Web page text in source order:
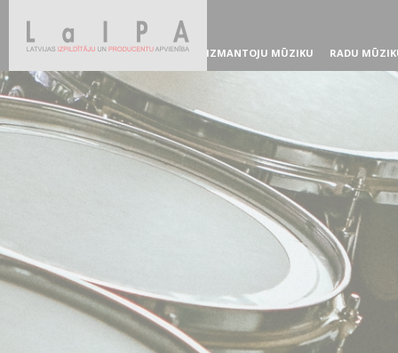
IZMANTOJU MŪZIKU RADU